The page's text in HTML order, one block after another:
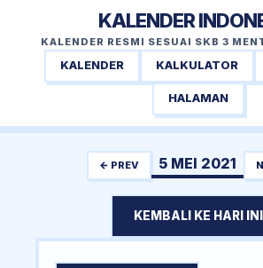
KALENDER
KALENDER RESMI SESUAI SKB 3
KALENDER KALKULATOR
HALAMAN
← PREV 5 MEI 2021
KEMBALI KE HARI INI